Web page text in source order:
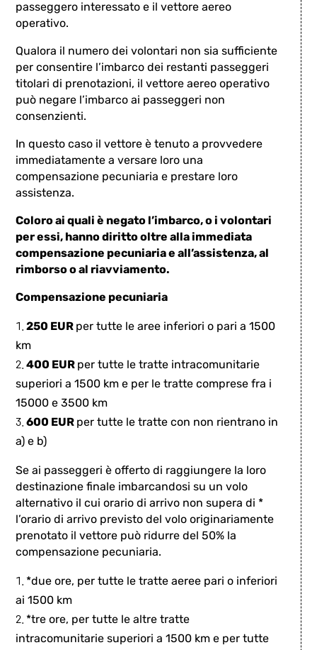
passeggero interessato e il vettore aereo
operativo.
Qualora il numero dei volontari non sia sufficiente
per consentire l’imbarco dei restanti passeggeri
titolari di prenotazioni, il vettore aereo operativo
può negare l’imbarco ai passeggeri non
consenzienti.
In questo caso il vettore è tenuto a provvedere
immediatamente a versare loro una
compensazione pecuniaria e prestare loro
assistenza.
Coloro ai quali è negato l’imbarco, o i volontari
per essi, hanno diritto oltre alla immediata
compensazione pecuniaria e all’assistenza, al
rimborso o al riavviamento.
Compensazione pecuniaria
250 EUR per tutte le aree inferiori o pari a 1500
km
400 EUR per tutte le tratte intracomunitarie
superiori a 1500 km e per le tratte comprese fra i
15000 e 3500 km
600 EUR per tutte le tratte con non rientrano in
a) e b)
Se ai passeggeri è offerto di raggiungere la loro
destinazione finale imbarcandosi su un volo
alternativo il cui orario di arrivo non supera di *
l’orario di arrivo previsto del volo originariamente
prenotato il vettore può ridurre del 50% la
compensazione pecuniaria.
*due ore, per tutte le tratte aeree pari o inferiori
ai 1500 km
*tre ore, per tutte le altre tratte
intracomunitarie superiori a 1500 km e per tutte